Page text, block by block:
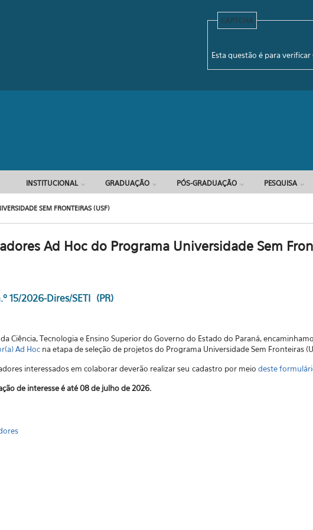
Formulário de
CAPTCHA
Esta questão é para
INSTITUCIONAL GRADUAÇÃO PÓS-GRADUAÇÃO PESQUISA
SEM FRONTEIRAS (USF)
Ad Hoc do Programa Universidade Sem
15/2026-Dires/SETI (PR)
Ciência, Tecnologia e Ensino Superior do Governo do Estado do Paraná,
Ad Hocna etapa de seleção de projetos do Programa Universidade Sem Fronteiras
interessados em colaborar deverão realizar seu cadastro por meio deste
de interesse é até 08 de julho de 2026.